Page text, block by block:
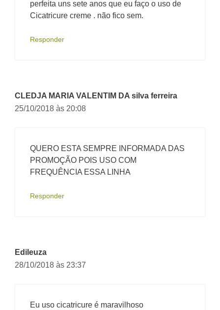
perfeita uns sete anos que eu faço o uso de
Cicatricure creme . não fico sem.
Responder
CLEDJA MARIA VALENTIM DA silva ferreira
25/10/2018 às 20:08
QUERO ESTA SEMPRE INFORMADA DAS
PROMOÇÃO POIS USO COM
FREQUÊNCIA ESSA LINHA
Responder
Edileuza
28/10/2018 às 23:37
Eu uso cicatricure é maravilhoso